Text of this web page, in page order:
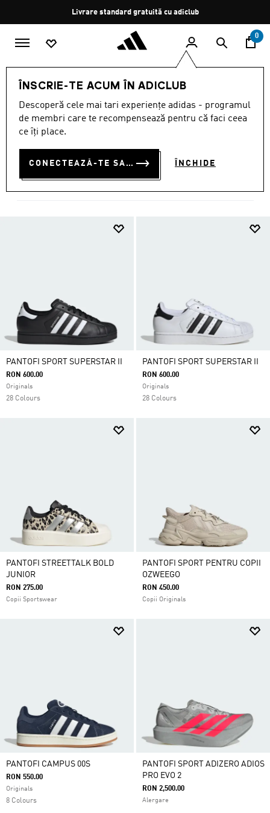
Oprește
rotația
Livrare standard gratuită cu adiclub
0
ÎNSCRIE-TE ACUM ÎN ADICLUB
Descoperă cele mai tari experiențe adidas - programul
de membri care te recompensează pentru că faci ceea
ce îți place.
CONECTEAZĂ-TE SAU ÎNSCRIE-TE ACUM ÎNCHIDE
BĂRBAȚI ÎNCĂLȚĂMINTE
PANTOFI PENTRU BĂRBAȚI
(4472)
PANTOFI SPORT SUPERSTAR II
RON 600.00
Originals
28 Colours
PANTOFI SPORT SUPERSTAR II
RON 600.00
Originals
28 Colours
PANTOFI STREETTALK BOLD
JUNIOR
RON 275.00
Copii Sportswear
PANTOFI SPORT PENTRU COPII
OZWEEGO
RON 450.00
Copii Originals
PANTOFI CAMPUS 00S
RON 550.00
Originals
8 Colours
PANTOFI SPORT ADIZERO ADIOS
PRO EVO 2
RON 2,500.00
Alergare